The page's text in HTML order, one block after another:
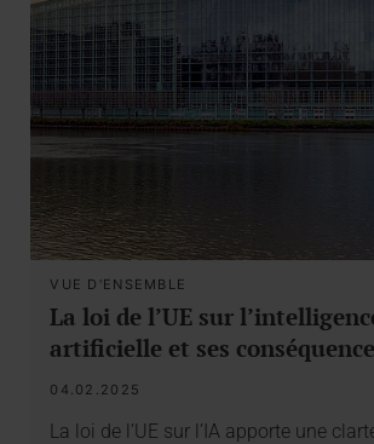
VUE D'ENSEMBLE
La loi de l’UE sur
artificielle et ses
04.02.2025
La loi de l’UE sur l’IA apporte une